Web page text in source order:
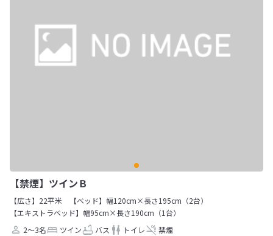
【禁煙】ツインＢ
【広さ】22平米
【ベッド】幅120cm×長さ195cm（2台）
【エキストラベッド】幅95cm×長さ190cm（1台）
2～3名
ツイン バス トイレ 禁煙